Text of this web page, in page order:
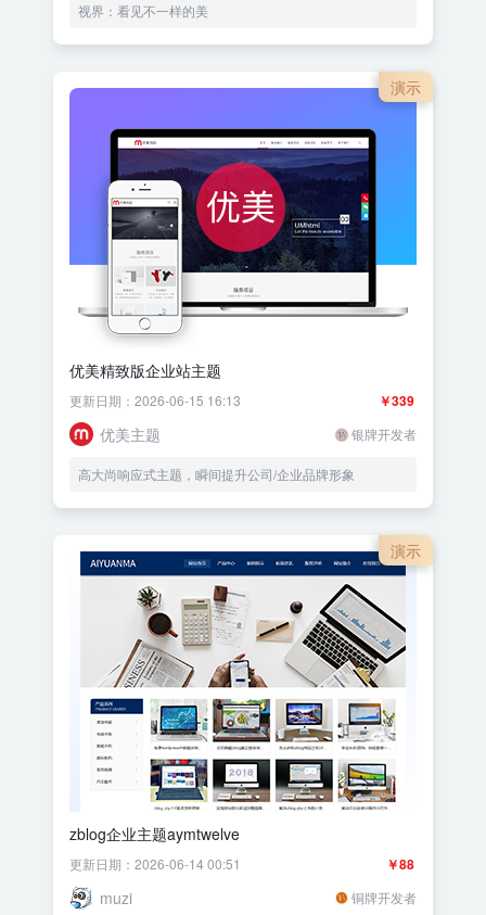
视界：看见不一样的美
演示
优美精致版企业站主题
￥339
更新日期：2026-06-15 16:13
优美主题 银牌开发者
高大尚响应式主题，瞬间提升公司/企业品牌形象
演示
zblog企业主题aymtwelve
￥88
更新日期：2026-06-14 00:51
muzi 铜牌开发者